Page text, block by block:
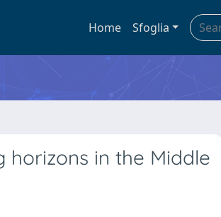
Home Sfoglia
in the Middle